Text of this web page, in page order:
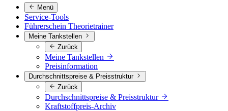
Menü
Service-Tools
Führerschein Theorietrainer
Meine Tankstellen
Zurück
Meine Tankstellen
Preisinformation
Durchschnittspreise & Preisstruktur
Zurück
Durchschnittspreise & Preisstruktur
Kraftstoffpreis-Archiv